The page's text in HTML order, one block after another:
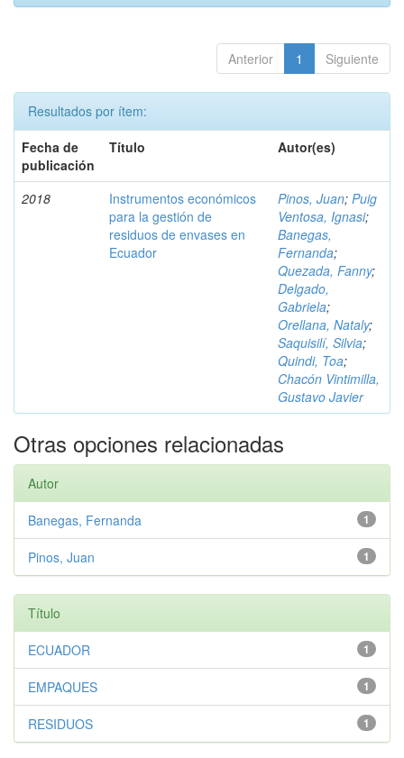
Anterior 1 Siguiente
Resultados por ítem:
Fecha de
publicación
Título Autor(es)
2018
Instrumentos económicos
para la gestión de
residuos de envases en
Ecuador
Pinos, Juan; Puig
Ventosa, Ignasi;
Banegas,
Fernanda;
Quezada, Fanny;
Delgado,
Gabriela;
Orellana, Nataly;
Saquisilí, Silvia;
Quindi, Toa;
Chacón Vintimilla,
Gustavo Javier
Otras opciones relacionadas
Autor
1
Banegas, Fernanda
1
Pinos, Juan
Título
1
ECUADOR
1
EMPAQUES
1
RESIDUOS